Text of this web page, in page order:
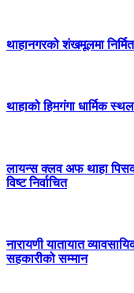
थाहानगरको शंखमूलमा
थाहाको हिमगंगा धार्मिक
लायन्स क्लव अफ थाहा
विष्ट निर्वाचित
नारायणी यातायात
सहकारीको सम्मान